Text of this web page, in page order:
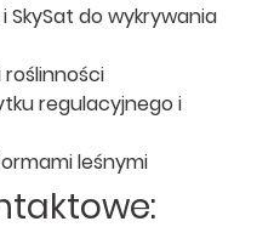
SkySat do wykrywania
roślinności
regulacyjnego i
leśnymi